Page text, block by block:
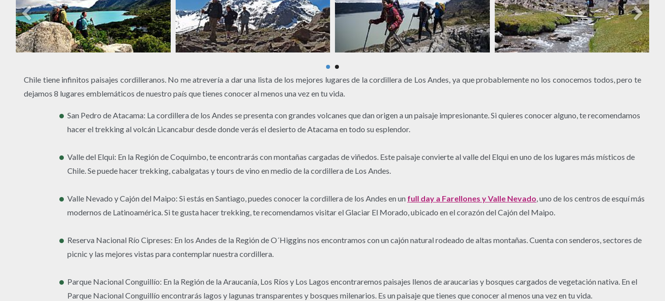
Chile tiene infinitos paisajes cordilleranos. No me atrevería a dar una lista de los mejores lugares de la cordillera de Los Andes, ya que probablemente no los conocemos todos, pero te
dejamos 8 lugares emblemáticos de nuestro país que tienes conocer al menos una vez en tu vida.
San Pedro de Atacama: La cordillera de los Andes se presenta con grandes volcanes que dan origen a un paisaje impresionante. Si quieres conocer alguno, te recomendamos
hacer el trekking al volcán Licancabur desde donde verás el desierto de Atacama en todo su esplendor.
Valle del Elqui: En la Región de Coquimbo, te encontrarás con montañas cargadas de viñedos. Este paisaje convierte al valle del Elqui en uno de los lugares más místicos de
Chile. Se puede hacer trekking, cabalgatas y tours de vino en medio de la cordillera de Los Andes.
Valle Nevado y Cajón del Maipo: Si estás en Santiago, puedes conocer la cordillera de los Andes en un full day a Farellones y Valle Nevado , uno de los centros de esquí más
modernos de Latinoamérica. Si te gusta hacer trekking, te recomendamos visitar el Glaciar El Morado, ubicado en el corazón del Cajón del Maipo.
Reserva Nacional Río Cipreses: En los Andes de la Región de O´Higgins nos encontramos con un cajón natural rodeado de altas montañas. Cuenta con senderos, sectores de
picnic y las mejores vistas para contemplar nuestra cordillera.
Parque Nacional Conguillío: En la Región de la Araucanía, Los Ríos y Los Lagos encontraremos paisajes llenos de araucarias y bosques cargados de vegetación nativa. En el
Parque Nacional Conguillío encontrarás lagos y lagunas transparentes y bosques milenarios. Es un paisaje que tienes que conocer al menos una vez en tu vida.